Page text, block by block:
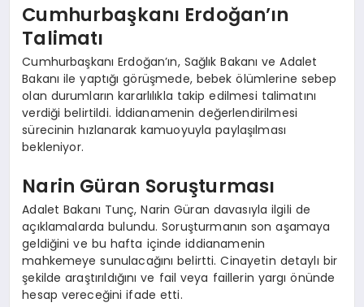
Cumhurbaşkanı Erdoğan’ın
Talimatı
Cumhurbaşkanı Erdoğan’ın, Sağlık Bakanı ve Adalet
Bakanı ile yaptığı görüşmede, bebek ölümlerine sebep
olan durumların kararlılıkla takip edilmesi talimatını
verdiği belirtildi. İddianamenin değerlendirilmesi
sürecinin hızlanarak kamuoyuyla paylaşılması
bekleniyor.
Narin Güran Soruşturması
Adalet Bakanı Tunç, Narin Güran davasıyla ilgili de
açıklamalarda bulundu. Soruşturmanın son aşamaya
geldiğini ve bu hafta içinde iddianamenin
mahkemeye sunulacağını belirtti. Cinayetin detaylı bir
şekilde araştırıldığını ve fail veya faillerin yargı önünde
hesap vereceğini ifade etti.